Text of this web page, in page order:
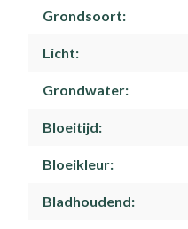
Grondsoort
Licht
Grondwater
Bloeitijd
Bloeikleur
Bladhoudend